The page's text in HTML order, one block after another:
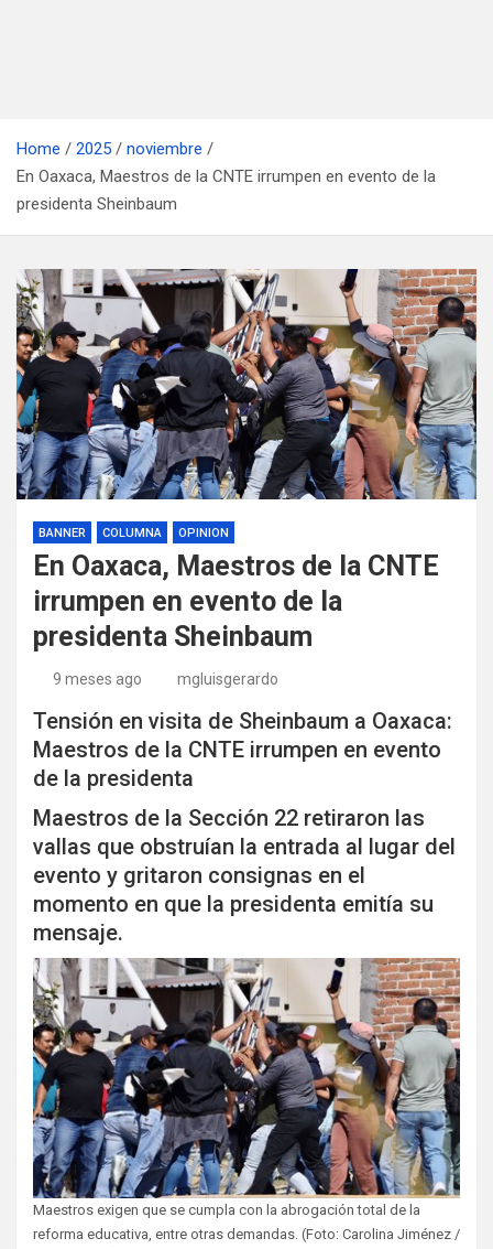
Home 2025
noviembre
En Oaxaca, Maestros de la CNTE irrumpen en evento de la
presidenta Sheinbaum
BANNER COLUMNA OPINION
En Oaxaca, Maestros de la CNTE
irrumpen en evento de la
presidenta Sheinbaum
9 meses ago mgluisgerardo
Tensión en visita de Sheinbaum a Oaxaca:
Maestros de la CNTE irrumpen en evento
de la presidenta
Maestros de la Sección 22 retiraron las
vallas que obstruían la entrada al lugar del
evento y gritaron consignas en el
momento en que la presidenta emitía su
mensaje.
Maestros exigen que se cumpla con la abrogación total de la
reforma educativa, entre otras demandas. (Foto: Carolina Jiménez /